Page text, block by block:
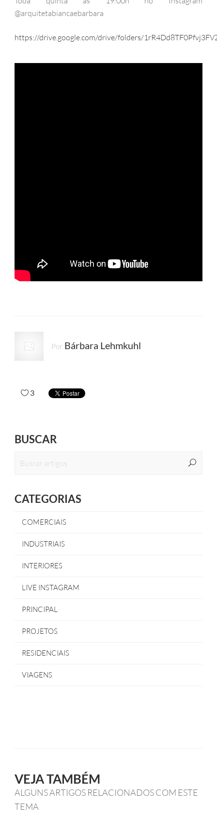
@arquitetabiancaebarbara
https://drive.google.com/drive/folders/
Por Bárbara Lehmkuhl
3
BUSCAR
CATEGORIAS
COMERCIAIS
INDUSTRIAIS
INTERIORES
LIVE INSTAGRAM
PRINCIPAL
PROJETOS
RESIDENCIAIS
VIAGENS
VEJA TAMBÉM
ALGUNS ARTIGOS RELACIONADOS COM ESTE
TEMA